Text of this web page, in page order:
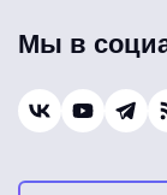
Мы в